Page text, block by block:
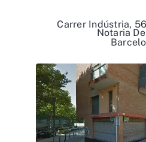
Notaria
Carrer Indústria,